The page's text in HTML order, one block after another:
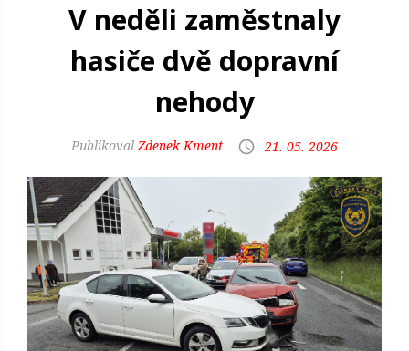
V neděli zaměstnaly
hasiče dvě dopravní
nehody
Zdenek Kment 21. 05. 2026